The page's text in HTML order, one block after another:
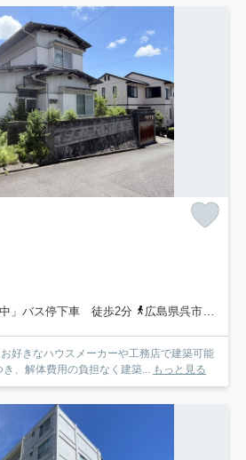
」バス停下車 徒歩2分
広島県呉市「第３団地北」バス停下車 徒歩3分
好きなハウスメーカーや工務店で建築可能
、解体費用の負担なく建築... もっと見る